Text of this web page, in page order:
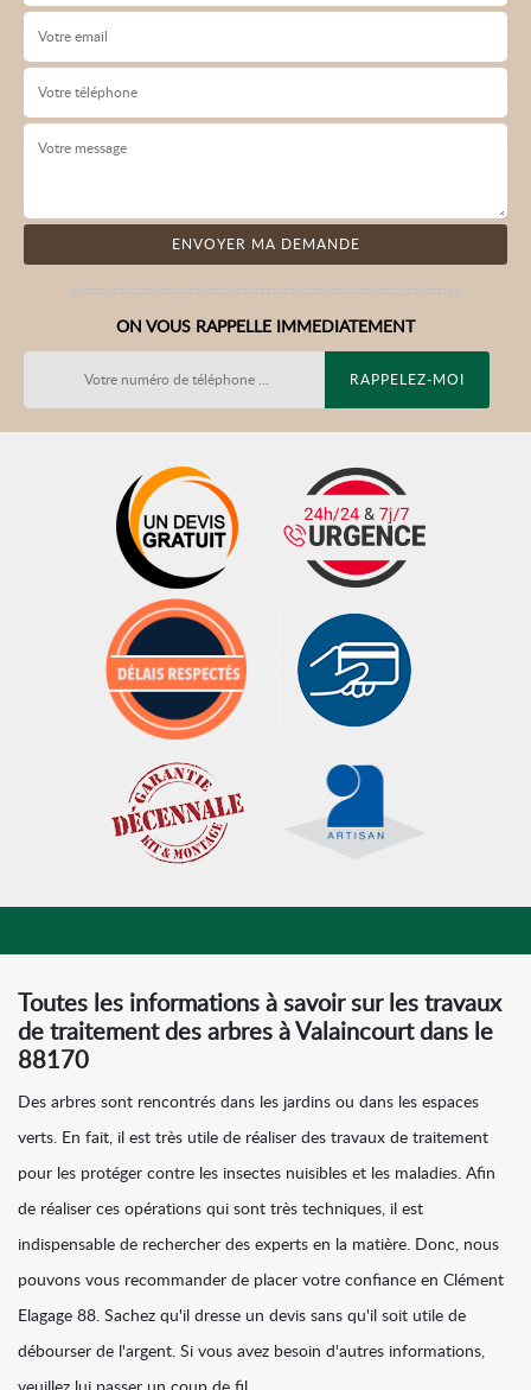
ON VOUS RAPPELLE IMMEDIATEMENT
Toutes les informations à savoir sur les travaux
de traitement des arbres à Valaincourt dans le
88170
Des arbres sont rencontrés dans les jardins ou dans les espaces
verts. En fait, il est très utile de réaliser des travaux de traitement
pour les protéger contre les insectes nuisibles et les maladies. Afin
de réaliser ces opérations qui sont très techniques, il est
indispensable de rechercher des experts en la matière. Donc, nous
pouvons vous recommander de placer votre confiance en Clément
Elagage 88. Sachez qu'il dresse un devis sans qu'il soit utile de
débourser de l'argent. Si vous avez besoin d'autres informations,